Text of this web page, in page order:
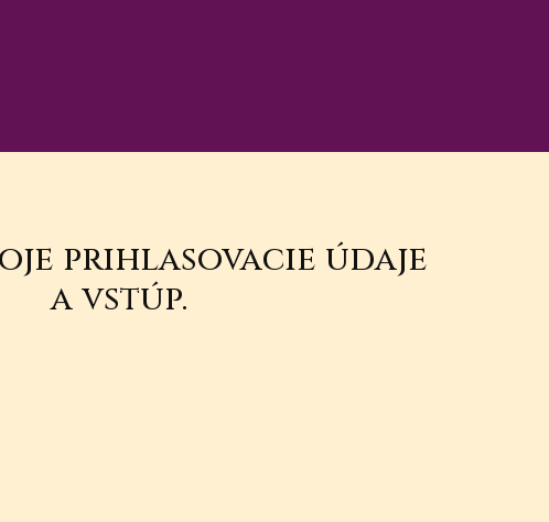
prihlasovacie údaje
a vstúp.